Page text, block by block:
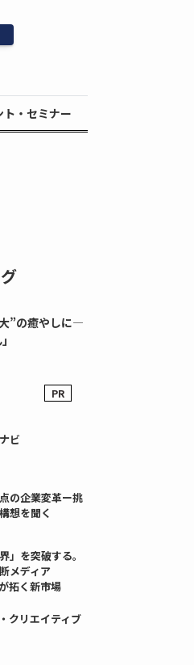
ト・セミナー
”の癒やしに―
ビ
の企業変革ー挑
想を聞く
」を突破する。
メディア
拓く新市場
クリエイティブ